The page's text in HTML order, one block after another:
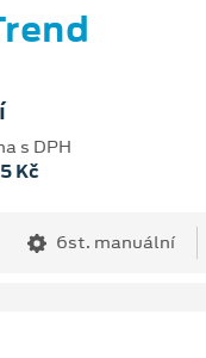
s DPH
Kč
6st. manuální